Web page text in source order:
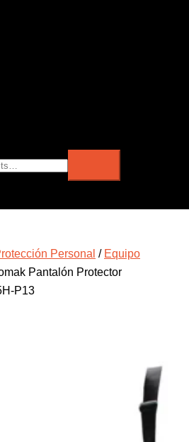
Personal / Equipo
Pantalón Protector
P13